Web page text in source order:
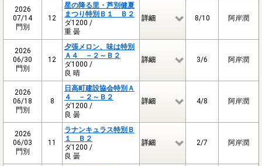
2026
07/14
門別
12
星の降る里・芦別健夏
まつり特別Ｂ１ Ｂ２
ダ1200 /
重 曇
詳細 8/10 阿岸潤
2026
06/30
門別
12
夕張メロン、味は特別
Ａ４ －２～Ｂ２
ダ1000 /
良 晴
詳細 3/6 阿岸潤
2026
06/18
門別
8
日高町建設協会特別Ａ
４ －２～Ｂ２
ダ1200 /
良 曇
詳細 4/8 阿岸潤
2026
06/03
門別
11
ラナンキュラス特別Ｂ
１ Ｂ２
ダ1200 /
良 曇
詳細 2/7 阿岸潤